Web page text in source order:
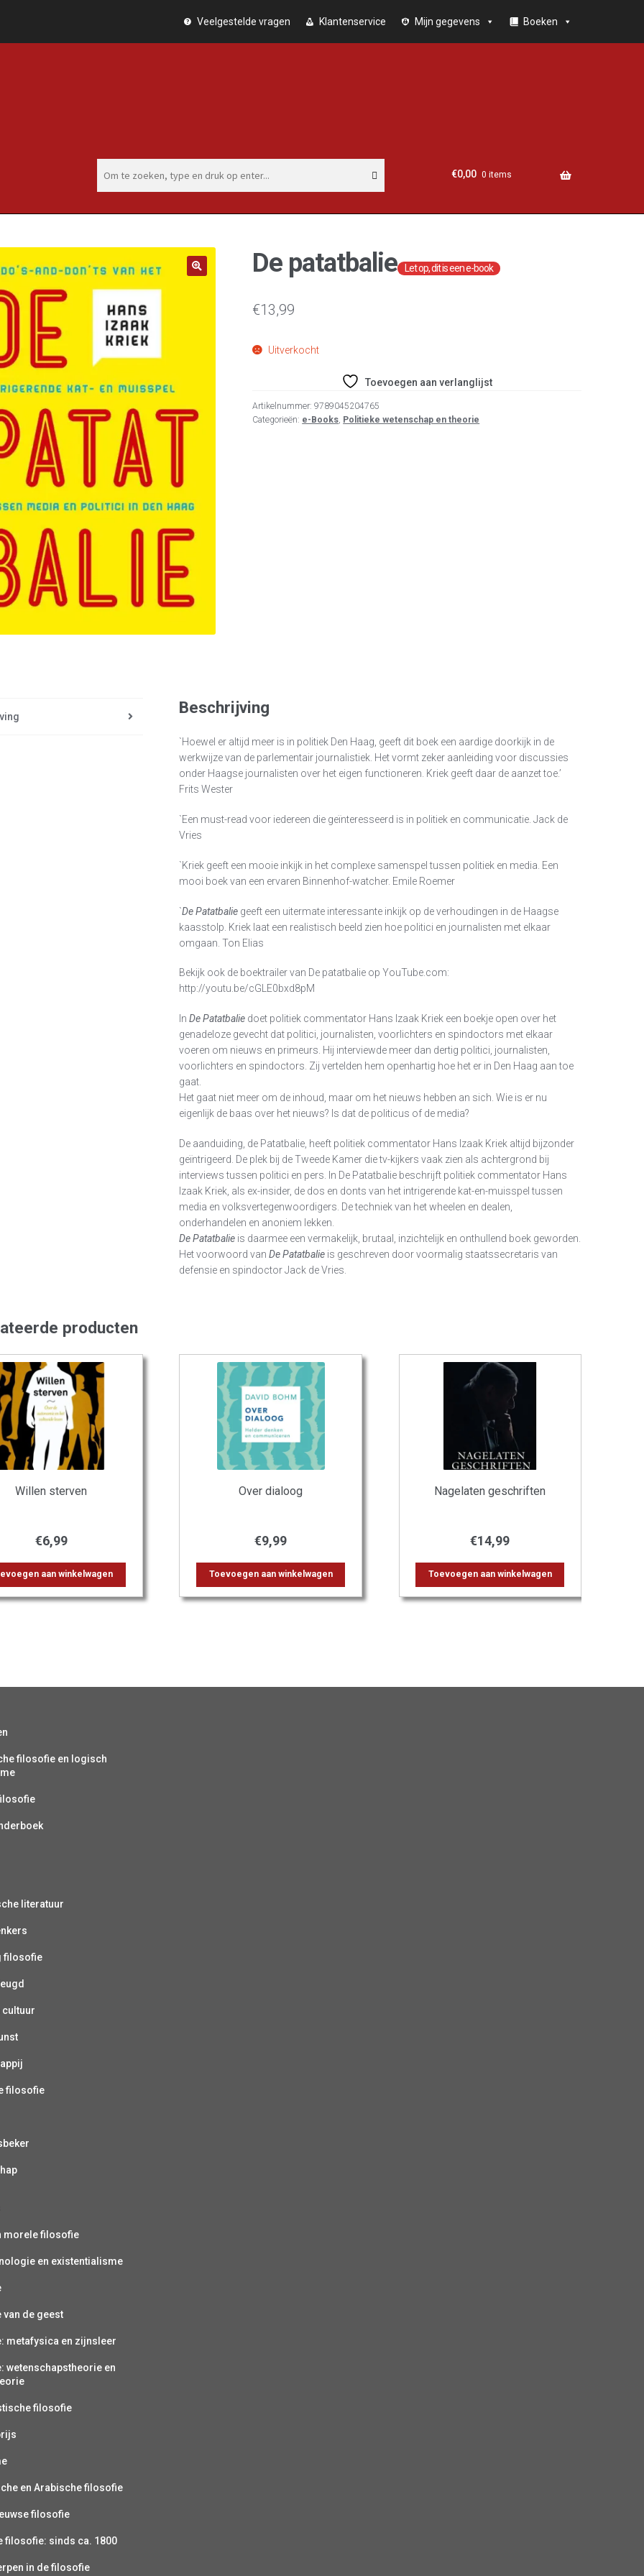
door
naar Veelgestelde vragen Klantenservice Mijn gegevens Boeken
naar:
€0,00 0 items
De patatbalie
€13,99
Uitverkocht
Toevoegen aan verlanglijst
Artikelnummer:9789045204765
Categorieën: e-Books, Politieke wetenschap en theorie
Beschrijving
`Hoewel er altijd meer is in politiek Den Haag, geeft dit boek een aardige doorkijk in de
werkwijze van de parlementair journalistiek. Het vormt zeker aanleiding voor discussies
onder Haagse journalisten over het eigen functioneren. Kriek geeft daar de aanzet toe.’
Frits Wester
`Een must-read voor iedereen die geïnteresseerd is in politiek en communicatie. Jack de
Vries
`Kriek geeft een mooie inkijk in het complexe samenspel tussen politiek en media. Een
mooi boek van een ervaren Binnenhof-watcher. Emile Roemer
`De Patatbalie geeft een uitermate interessante inkijk op de verhoudingen in de Haagse
kaasstolp. Kriek laat een realistisch beeld zien hoe politici en journalisten met elkaar
omgaan. Ton Elias
Bekijk ook de boektrailer van De patatbalie op YouTube.com:
http://youtu.be/cGLE0bxd8pM
InDe Patatbalie doet politiek commentator Hans Izaak Kriek een boekje open over het
genadeloze gevecht dat politici, journalisten, voorlichters en spindoctors met elkaar
voeren om nieuws en primeurs. Hij interviewde meer dan dertig politici, journalisten,
voorlichters en spindoctors. Zij vertelden hem openhartig hoe het er in Den Haag aan toe
gaat.
Het gaat niet meer om de inhoud, maar om het nieuws hebben an sich. Wie is er nu
eigenlijk de baas over het nieuws? Is dat de politicus of de media?
De aanduiding, de Patatbalie, heeft politiek commentator Hans Izaak Kriek altijd bijzonder
geïntrigeerd. De plek bij de Tweede Kamer die tv-kijkers vaak zien als achtergrond bij
interviews tussen politici en pers. In De Patatbalie beschrijft politiek commentator Hans
Izaak Kriek, als ex-insider, de dos en donts van het intrigerende kat-en-muisspel tussen
media en volksvertegenwoordigers. De techniek van het wheelen en dealen,
onderhandelen en anoniem lekken.
De Patatbalie is daarmee een vermakelijk, brutaal, inzichtelijk en onthullend boek geworden.
Het voorwoord vanDe Patatbalie is geschreven door voormalig staatssecretaris van
defensie en spindoctor Jack de Vries.
producten
Willen sterven
€6,99
aan winkelwagen
Over dialoog
€9,99
Toevoegen aan winkelwagen
Nagelaten geschriften
€14,99
Toevoegen aan winkelwagen
filosofie en logisch
literatuur
filosofie
cultuur
filosofie
morele filosofie
en existentialisme
van de geest
metafysica en zijnsleer
wetenschapstheorie en
filosofie
en Arabische filosofie
filosofie
filosofie: sinds ca. 1800
in de filosofie